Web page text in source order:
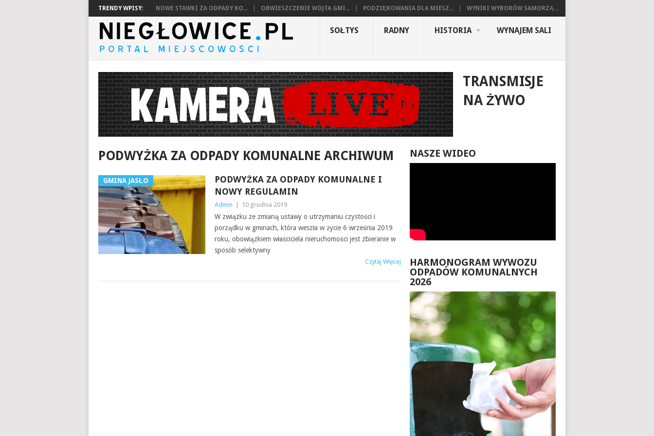
TRENDY WPISY: NOWE STAWKI ZA ODPADY KO... OBWIESZCZENIE WÓJTA GMI... PODZIĘKOWANIA DLA MIESZ... WYNIKI WYBORÓW SAMORZĄ...
SOŁTYS RADNY HISTORIA WYNAJEM SALI
TRANSMISJE
NA ŻYWO
PODWYŻKA ZA ODPADY KOMUNALNE ARCHIWUM
GMINA JASŁO
PODWYŻKA ZA ODPADY KOMUNALNE I
NOWY REGULAMIN
Admin 10 grudnia 2019
W związku ze zmianą ustawy o utrzymaniu czystości i
porządku w gminach, która weszła w życie 6 września 2019
roku, obowiązkiem właściciela nieruchomości jest zbieranie w
sposób selektywny
Czytaj Więcej
NASZE WIDEO
HARMONOGRAM WYWOZU
ODPADÓW KOMUNALNYCH
2026